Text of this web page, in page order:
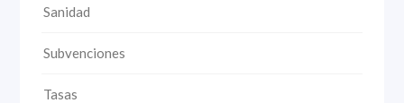
Sanidad
Subvenciones
Tasas